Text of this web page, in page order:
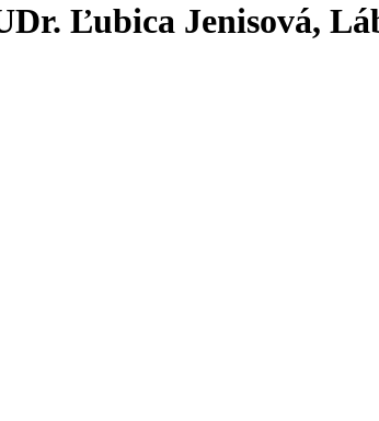
Ľubica Jenisová,